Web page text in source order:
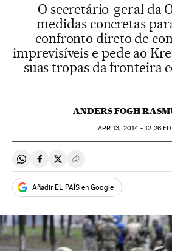
O secretário-geral da
medidas concretas
confronto direto de
imprevisíveis e pede ao
suas tropas da fronteira
ANDERS FOGH
APR 13, 2014 - 12:26
Compartir en Whatsapp
Compartir en Facebook
Compartir en Twitter
Desplegar Redes
Añadir EL PAÍS en Google